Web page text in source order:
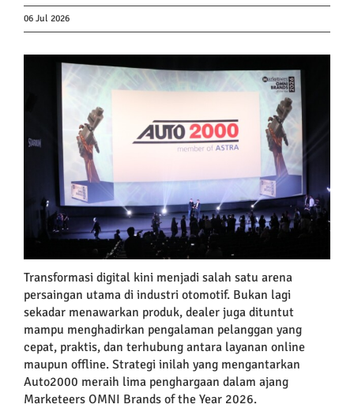
06 Jul 2026
Transformasi digital kini menjadi salah satu arena
persaingan utama di industri otomotif. Bukan lagi
sekadar menawarkan produk, dealer juga dituntut
mampu menghadirkan pengalaman pelanggan yang
cepat, praktis, dan terhubung antara layanan online
maupun offline. Strategi inilah yang mengantarkan
Auto2000 meraih lima penghargaan dalam ajang
Marketeers OMNI Brands of the Year 2026.